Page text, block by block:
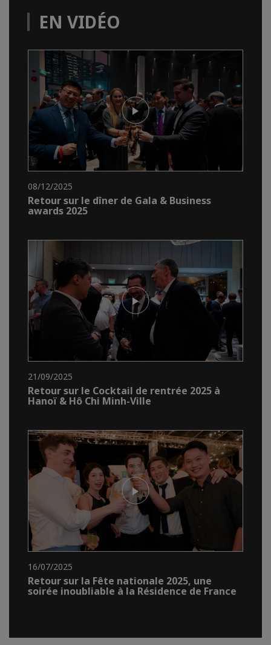
EN VIDÉO
08/12/2025
Retour sur le dîner de Gala & Business
awards 2025
21/09/2025
Retour sur le Cocktail de rentrée 2025 à
Hanoï & Hô Chi Minh-Ville
16/07/2025
Retour sur la Fête nationale 2025, une
soirée inoubliable à la Résidence de France